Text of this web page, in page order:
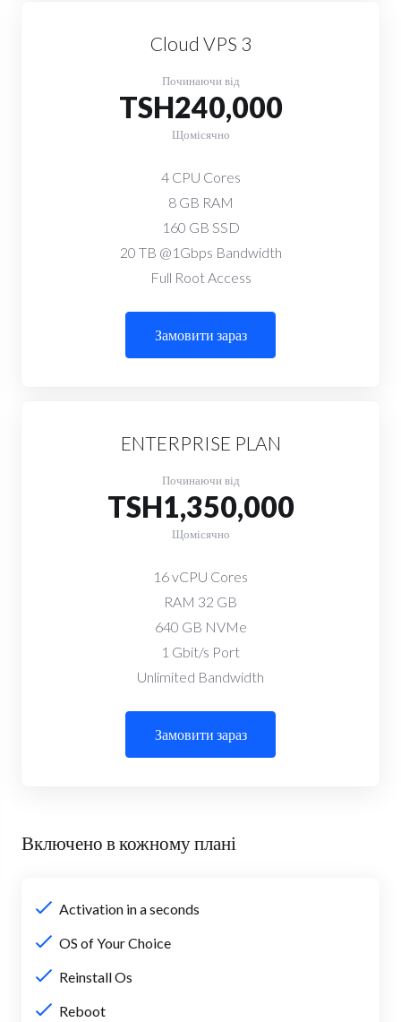
Cloud VPS 3
Починаючи від
TSH240,000
Щомісячно
4 CPU Cores
8 GB RAM
160 GB SSD
20 TB @1Gbps Bandwidth
Full Root Access
Замовити зараз
ENTERPRISE PLAN
Починаючи від
TSH1,350,000
Щомісячно
16 vCPU Cores
RAM 32 GB
640 GB NVMe
1 Gbit/s Port
Unlimited Bandwidth
Замовити зараз
Включено в кожному плані
Activation in a seconds
OS of Your Choice
Reinstall Os
Reboot